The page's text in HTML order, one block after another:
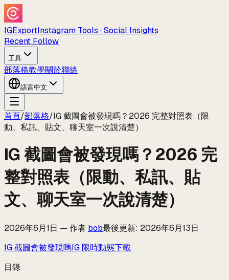
IGExportInstagram Tools · Social Insights
Recent Follow
工具
部落格教學關於聯絡
語言中文
首頁/部落格/IG 截圖會被發現嗎？2026 完整對照表（限
動、私訊、貼文、聊天室一次說清楚）
IG 截圖會被發現嗎？2026 完
整對照表（限動、私訊、貼
文、聊天室一次說清楚）
2026年6月1日 — 作者 bob最後更新: 2026年6月13日
IG 截圖會被發現嗎IG 限時動態下載
目錄